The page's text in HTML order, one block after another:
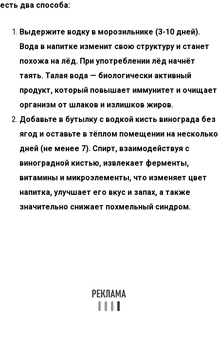
есть два способа:
Выдержите водку в морозильнике (3-10 дней).
Вода в напитке изменит свою структуру и станет
похожа на лёд. При употреблении лёд начнёт
таять. Талая вода — биологически активный
продукт, который повышает иммунитет и очищает
организм от шлаков и излишков жиров.
Добавьте в бутылку с водкой кисть винограда без
ягод и оставьте в тёплом помещении на несколько
дней (не менее 7). Спирт, взаимодействуя с
виноградной кистью, извлекает ферменты,
витамины и микроэлементы, что изменяет цвет
напитка, улучшает его вкус и запах, а также
значительно снижает похмельный синдром.